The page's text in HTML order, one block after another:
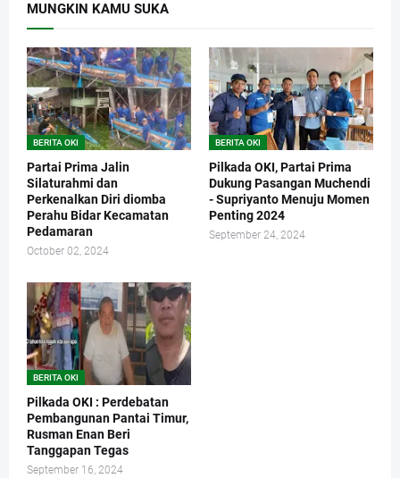
MUNGKIN KAMU SUKA
BERITA OKI
Partai Prima Jalin
Silaturahmi dan
Perkenalkan Diri diomba
Perahu Bidar Kecamatan
Pedamaran
October 02, 2024
BERITA OKI
Pilkada OKI, Partai Prima
Dukung Pasangan Muchendi
- Supriyanto Menuju Momen
Penting 2024
September 24, 2024
BERITA OKI
Pilkada OKI : Perdebatan
Pembangunan Pantai Timur,
Rusman Enan Beri
Tanggapan Tegas
September 16, 2024